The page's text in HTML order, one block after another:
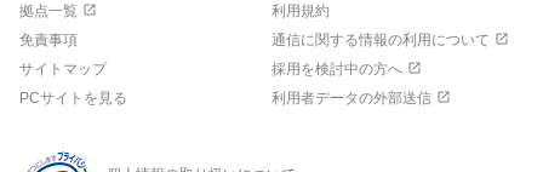
当社では残業はほとんどありません。会社方針として働きやすい
会社を目指し、昔から17時退社を徹底しており、声がけ等をして
早く帰ることを推奨しています。社員の自由な発想を尊重して頂
拠点一覧
利用規約
免責事項
通信に関する情報の利用について
サイトマップ
採用を検討中の方へ
PCサイトを見る
利用者データの外部送信